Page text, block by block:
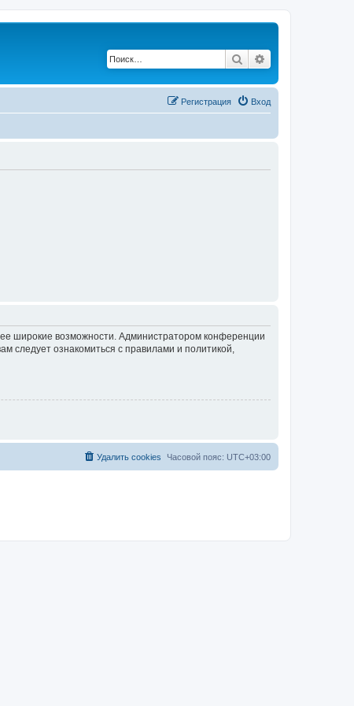
Поиск
Вход
Регистрация
широкие возможности. Администратором конференции
следует ознакомиться с правилами и политикой,
Часовой пояс: UTC+03:00
Удалить cookies